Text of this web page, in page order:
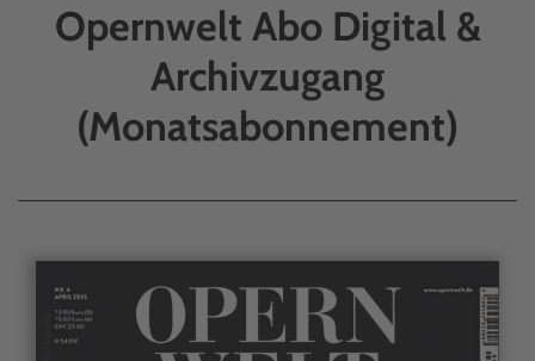
Opernwelt Abo Digital &
Archivzugang
(Monatsabonnement)